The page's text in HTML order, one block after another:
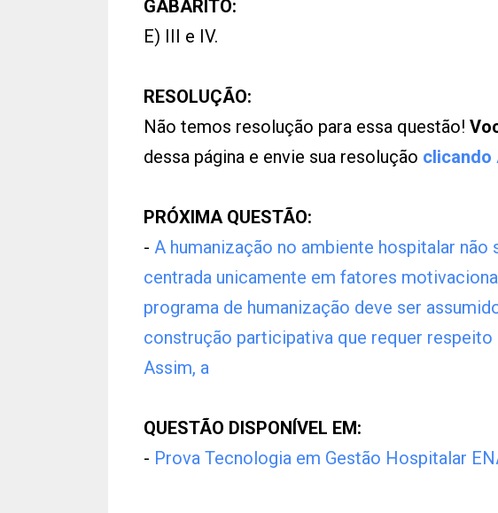
GABARITO:
E) III e IV.
RESOLUÇÃO:
Não temos resolução para essa questão!
dessa página e envie sua resolução clicando
PRÓXIMA QUESTÃO:
- A humanização no ambiente hospitalar
centrada unicamente em fatores
programa de humanização deve ser
construção participativa que requer respeito
Assim, a
QUESTÃO DISPONÍVEL EM:
- Prova Tecnologia em Gestão Hospitalar